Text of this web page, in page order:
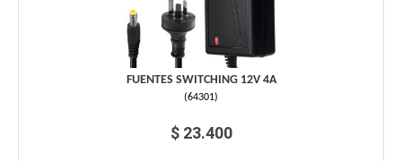
FUENTES SWITCHING 12V 4A
(64301)
$ 23.400